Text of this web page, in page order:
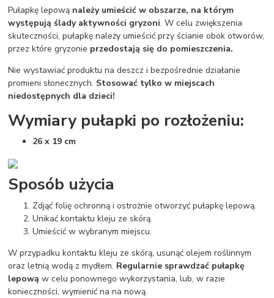
Pułapkę lepową należy umieścić w obszarze, na którym
występują ślady aktywności gryzoni. W celu zwiększenia
skuteczności, pułapkę należy umieścić przy ścianie obok otworów,
przez które gryzonie przedostają się do pomieszczenia.
Nie wystawiać produktu na deszcz i bezpośrednie działanie
promieni słonecznych. Stosować tylko w miejscach
niedostępnych dla dzieci!
Wymiary pułapki po rozłożeniu:
26 x 19 cm
Sposób użycia
Zdjąć folię ochronną i ostrożnie otworzyć pułapkę lepową.
Unikać kontaktu kleju ze skórą.
Umieścić w wybranym miejscu.
W przypadku kontaktu kleju ze skórą, usunąć olejem roślinnym
oraz letnią wodą z mydłem. Regularnie sprawdzać pułapkę
lepową w celu ponownego wykorzystania, lub, w razie
konieczności, wymienić na na nową.